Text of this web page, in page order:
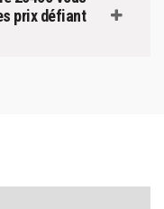
prix défiant